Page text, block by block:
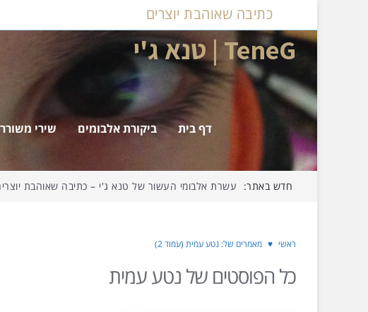
כתיבה שאוהבת יוצרים
TeneG | טנא ג'י
דף בית ביקורת אלבומים שירי
חדש באתר: עשרת אלבומי העשור של טנא ג'י – כתיבה שאוהבת
ראשי ♥ מאמרים של: נטע עמית (עמוד 2)
כל הפוסטים של נטע עמית